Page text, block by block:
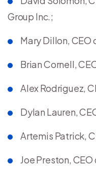
Group Inc.;
Mary Dillon, CEO
Brian Cornell,
Alex Rodriguez,
Dylan Lauren,
Artemis Patrick,
Joe Preston,